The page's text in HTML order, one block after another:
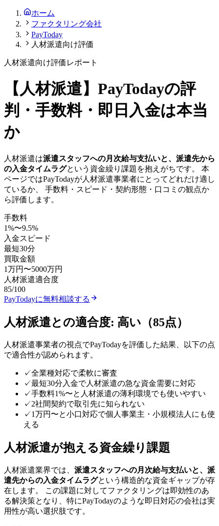
ホーム
ファクタリング会社
PayToday
人材派遣向け評価
人材派遣向け評価レポート
【人材派遣】 PayTodayの評
判・手数料・即日入金は本当
か
人材派遣は派遣スタッフへの月次給与支払いと、派遣先から
の入金タイムラグという資金繰り課題を抱えがちです。 本
ページではPayTodayが人材派遣事業者にとってどれだけ適し
ているか、 手数料・スピード・契約形態・口コミの観点か
ら評価します。
手数料
1%〜9.5%
入金スピード
最短30分
買取金額
1万円 〜5000万円
人材派遣適合度
85/100
PayTodayに無料相談する
人材派遣との適合度: 高い （85点）
人材派遣事業者の視点でPayTodayを評価した結果、以下の点
で適合性が認められます。
✓全業種対応で柔軟に審査
✓最短30分入金で人材派遣の急な資金需要に対応
✓手数料1%〜と人材派遣の薄利環境でも使いやすい
✓2社間契約で取引先に知られない
✓1万円〜と小口対応で個人事業主・小規模法人にも使
える
人材派遣が抱える資金繰り課題
人材派遣業界では、 派遣スタッフへの月次給与支払いと、派
遣先からの入金タイムラグという構造的な資金ギャップが存
在します。 この課題に対してファクタリングは即効性のあ
る解決策となり、特にPayTodayのような即日対応の会社は実
用性が高い選択肢です。